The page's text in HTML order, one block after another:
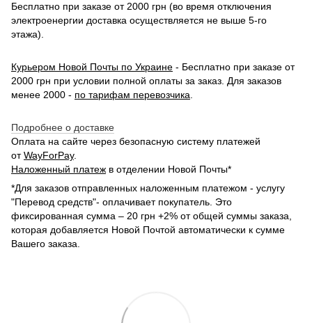
Бесплатно при заказе от 2000 грн (во время отключения
электроенергии доставка осуществляется не выше 5-го
этажа).
Курьером Новой Почты по Украине - Бесплатно при заказе от
2000 грн при условии полной оплаты за заказ. Для заказов
менее 2000 - по тарифам перевозчика
Подробнее о доставке
Оплата на сайте через безопасную систему платежей
отWayForPay.
Наложенный платеж в отделении Новой Почты*
*Для заказов отправленных наложенным платежом - услугу
"Перевод средств"- оплачивает покупатель. Это
фиксированная сумма – 20 грн +2% от общей суммы заказа,
которая добавляется Новой Почтой автоматически к сумме
Вашего заказа.